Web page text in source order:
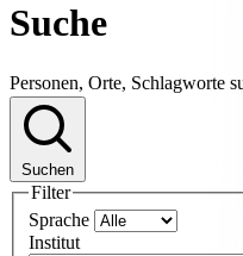
Suche
Personen, Orte, Schlagworte
Suchen
Filter
Sprache
Institut